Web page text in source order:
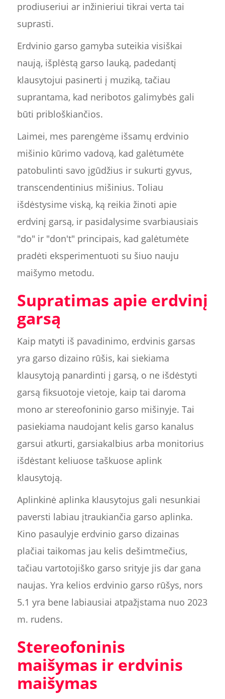
prodiuseriui ar inžinieriui tikrai verta tai
suprasti.
Erdvinio garso gamyba suteikia visiškai
naują, išplėstą garso lauką, padedantį
klausytojui pasinerti į muziką, tačiau
suprantama, kad neribotos galimybės gali
būti pribloškiančios.
Laimei, mes parengėme išsamų erdvinio
mišinio kūrimo vadovą, kad galėtumėte
patobulinti savo įgūdžius ir sukurti gyvus,
transcendentinius mišinius. Toliau
išdėstysime viską, ką reikia žinoti apie
erdvinį garsą, ir pasidalysime svarbiausiais
"do" ir "don't" principais, kad galėtumėte
pradėti eksperimentuoti su šiuo nauju
maišymo metodu.
Supratimas apie erdvinį
garsą
Kaip matyti iš pavadinimo, erdvinis garsas
yra garso dizaino rūšis, kai siekiama
klausytoją panardinti į garsą, o ne išdėstyti
garsą fiksuotoje vietoje, kaip tai daroma
mono ar stereofoninio garso mišinyje. Tai
pasiekiama naudojant kelis garso kanalus
garsui atkurti, garsiakalbius arba monitorius
išdėstant keliuose taškuose aplink
klausytoją.
Aplinkinė aplinka klausytojus gali nesunkiai
paversti labiau įtraukiančia garso aplinka.
Kino pasaulyje erdvinio garso dizainas
plačiai taikomas jau kelis dešimtmečius,
tačiau vartotojiško garso srityje jis dar gana
naujas. Yra kelios erdvinio garso rūšys, nors
5.1 yra bene labiausiai atpažįstama nuo 2023
m. rudens.
Stereofoninis
maišymas ir erdvinis
maišymas